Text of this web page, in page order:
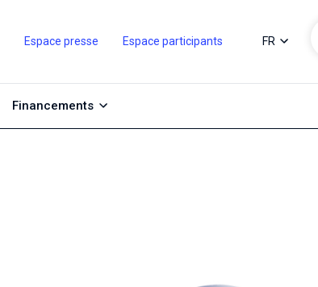
Espace presse Espace participants FR
Financements